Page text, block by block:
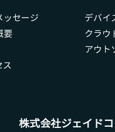
ッセージ
要
ス
デバイ
クラウ
アウト
株式会社ジェイド